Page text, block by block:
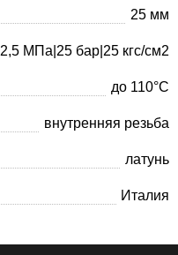
25 мм
2,5 МПа|25 бар|25 кгс/см2
до 110°С
внутренняя резьба
латунь
Италия